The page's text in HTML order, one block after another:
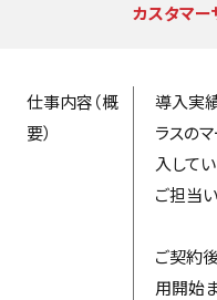
カスタマー
仕事内容（概
要）
導入実
ラスの
入して
ご担当
ご契約
用開始